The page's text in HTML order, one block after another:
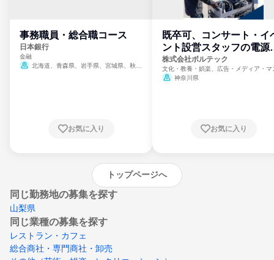
事務職員・総合職コース
日本銀行
金融
北海道、青森県、岩手県、宮城県、秋田
崎県、熊本県、大分県、宮崎県、鹿児島県、
お気に入り
既卒可、コンサート・イ
ント設営スタッフの電源
門
株式会社ボルテック
文化・教養・娯楽、広告・メディア・マ
ミ、電力・ガス・水道・エネルギー
神奈川県
お気に入り
トップページへ
同じ勤務地の募集を探す
山梨県
同じ業種の募集を探す
レストラン・カフェ
総合商社・専門商社・卸売